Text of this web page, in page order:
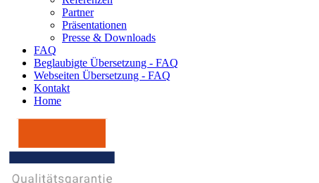
Partner
Präsentationen
Presse & Downloads
FAQ
Beglaubigte Übersetzung - FAQ
Webseiten Übersetzung - FAQ
Kontakt
Home